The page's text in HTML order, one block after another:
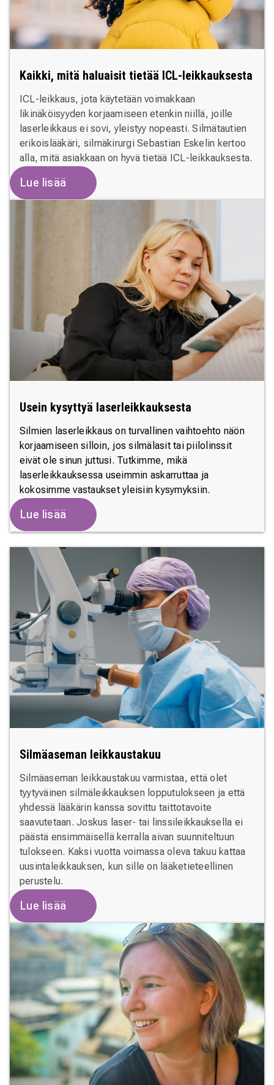
Kaikki, mitä haluaisit tietää ICL-leikkauksesta
ICL-leikkaus, jota käytetään voimakkaan
likinäköisyyden korjaamiseen etenkin niillä, joille
laserleikkaus ei sovi, yleistyy nopeasti. Silmätautien
erikoislääkäri, silmäkirurgi Sebastian Eskelin kertoo
alla, mitä asiakkaan on hyvä tietää ICL-leikkauksesta.
Lue lisää
Usein kysyttyä laserleikkauksesta
Silmien laserleikkaus on turvallinen vaihtoehto näön
korjaamiseen silloin, jos silmälasit tai piilolinssit
eivät ole sinun juttusi. Tutkimme, mikä
laserleikkauksessa useimmin askarruttaa ja
kokosimme vastaukset yleisiin kysymyksiin.
Lue lisää
Silmäaseman leikkaustakuu
Silmäaseman leikkaustakuu varmistaa, että olet
tyytyväinen silmäleikkauksen lopputulokseen ja että
yhdessä lääkärin kanssa sovittu taittotavoite
saavutetaan. Joskus laser- tai linssileikkauksella ei
päästä ensimmäisellä kerralla aivan suunniteltuun
tulokseen. Kaksi vuotta voimassa oleva takuu kattaa
uusintaleikkauksen, kun sille on lääketieteellinen
perustelu.
Lue lisää